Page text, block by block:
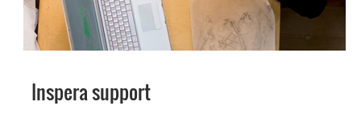
Inspera support